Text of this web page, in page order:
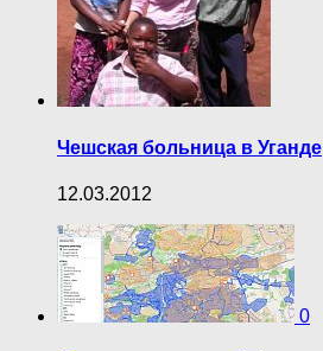
Чешская больница в Уганде
12.03.2012
0